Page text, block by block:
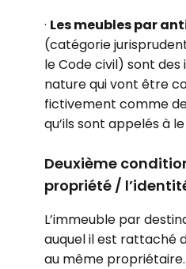
· Les meubles par
(catégorie
le Code civil) sont
nature qui vont être
fictivement comme
qu’ils sont appelés à
Deuxième
propriété /
L’immeuble par
auquel il est rattaché
au même propriétaire.